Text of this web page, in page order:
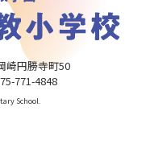
崎円勝寺町50
771-4848
School.